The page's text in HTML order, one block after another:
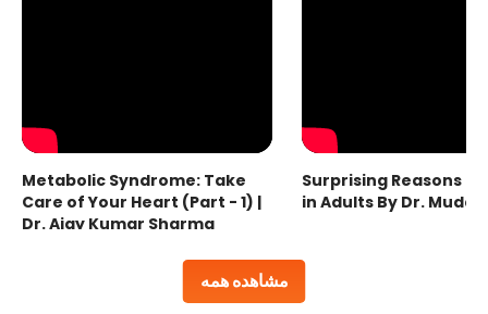
مشاهده همه
Metabolic Syndrome: Take
Care of Your Heart (Part - 1) |
Dr. Ajay Kumar Sharma
Surprising Reasons
in Adults By Dr.